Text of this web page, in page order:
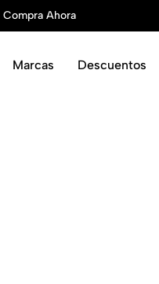
Compra Ahora
Marcas Descuentos